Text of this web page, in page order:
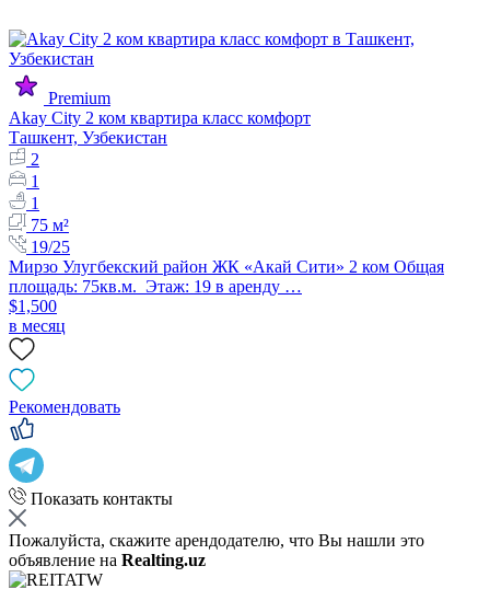
Premium
Akay City 2 ком квартира класс комфорт
Ташкент, Узбекистан
2
1
1
75 м²
19/25
Мирзо Улугбекский район ЖК «Акай Сити» 2 ком Общая
площадь: 75кв.м. Этаж: 19 в аренду …
$1,500
в месяц
Рекомендовать
Показать контакты
Пожалуйста, скажите арендодателю, что Вы нашли это
объявление на Realting.uz